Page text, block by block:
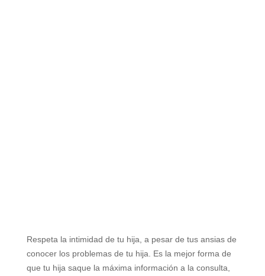
Respeta la intimidad de tu hija, a pesar de tus ansias de
conocer los problemas de tu hija. Es la mejor forma de
que tu hija saque la máxima información a la consulta,